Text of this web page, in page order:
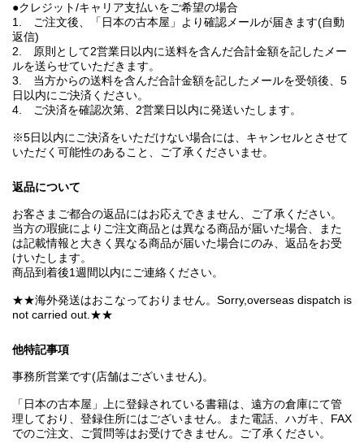
●クレジット/キャリア支払いをご希望の場合
1. ご注文後、「日本の古本屋」より確認メールが届きます(自動
返信)
2. 原則として2営業日以内に送料を含んだ合計金額を記したメー
ルを送らせていただきます。
3. 当方からの送料を含んだ合計金額を記したメールを受領後、5
日以内にご決済ください。
4. ご決済を確認次第、2営業日以内に発送いたします。
※5日以内にご決済をいただけない場合には、キャンセルとさせて
いただく可能性のあること、ご了承くださいませ。
返品について
お客さまご都合の返品にはお応えできません、ご了承ください。
当方の瑕疵によりご注文商品とは異なる商品が届いた場合、また
は記載情報と大きく異なる商品が届いた場合にのみ、返品をお受
けいたします。
商品到着後1週間以内にご連絡ください。
★★海外発送はおこなっておりません。Sorry,overseas dispatch is
not carried out.★★
他特記事項
事務所営業です(店舗はございません)。
「日本の古本屋」上に登録されている書籍は、遠方の倉庫にて管
理しており、登録住所にはございません。また電話、ハガキ、FAX
でのご注文、ご質問等はお受けできません。ご了承ください。